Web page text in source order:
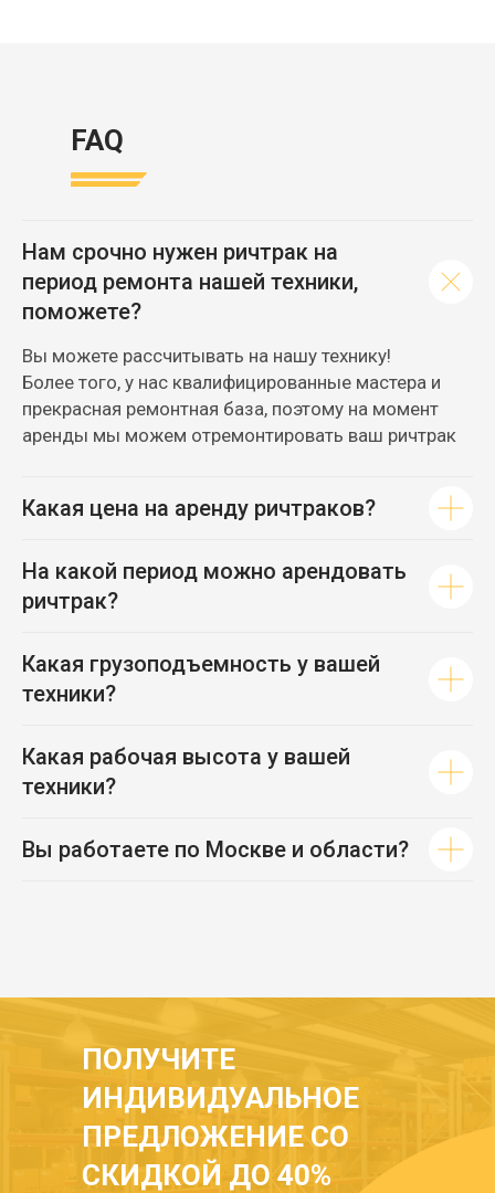
FAQ
Нам срочно нужен ричтрак на
период ремонта нашей техники,
поможете?
Вы можете рассчитывать на нашу технику!
Более того, у нас квалифицированные мастера и
прекрасная ремонтная база, поэтому на момент
аренды мы можем отремонтировать ваш ричтрак
Какая цена на аренду ричтраков?
На какой период можно арендовать
ричтрак?
Какая грузоподъемность у вашей
техники?
Какая рабочая высота у вашей
техники?
Вы работаете по Москве и области?
ПОЛУЧИТЕ
ИНДИВИДУАЛЬНОЕ
ПРЕДЛОЖЕНИЕ СО
СКИДКОЙ ДО 40%